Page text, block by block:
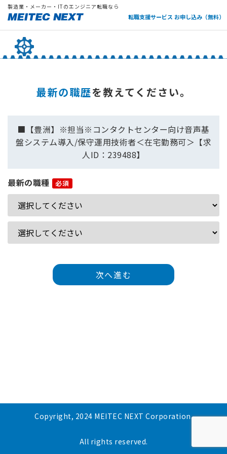
製造業・メーカー・ITのエンジニア転職なら
転職支援サービス お申し込み（無料）
最新の職歴を教えてください。
■【豊洲】※担当※コンタクトセンター向け音声基
盤システム導入/保守運用技術者＜在宅勤務可＞【求
人ID：239488】
最新の職種
次へ進む
Copyright, 2024 MEITEC NEXT Corporation.
All rights reserved.